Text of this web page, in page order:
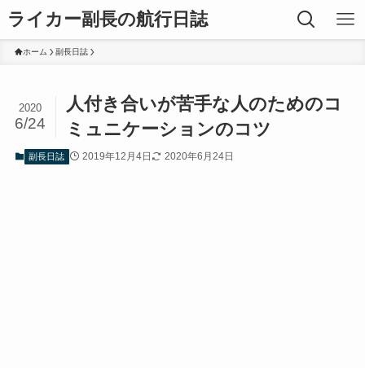
ライカー副長の航行日誌
ホーム 副長日誌
人付き合いが苦手な人のためのコ
ミュニケーションのコツ
2020
6/24
副長日誌 2019年12月4日 2020年6月24日